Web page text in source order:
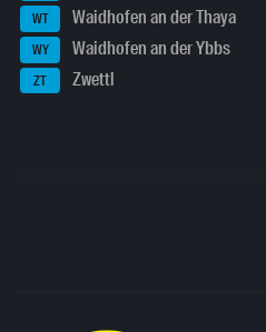
WT Waidhofen an der Thaya
WY Waidhofen an der Ybbs
ZT Zwettl